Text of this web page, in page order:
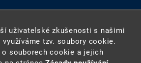
uživatelské zkušenosti s našimi
tzv. soubory cookie.
o souborech cookie a jejich